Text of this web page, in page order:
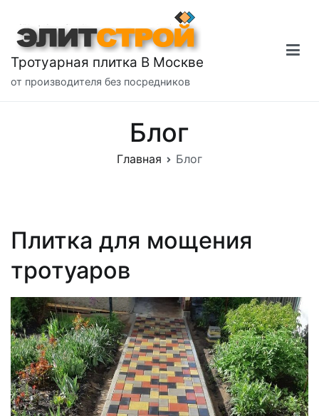
содержимому
Тротуарная плитка В Москве
от производителя без посредников
Блог
Главная Блог
Плитка для мощения
тротуаров